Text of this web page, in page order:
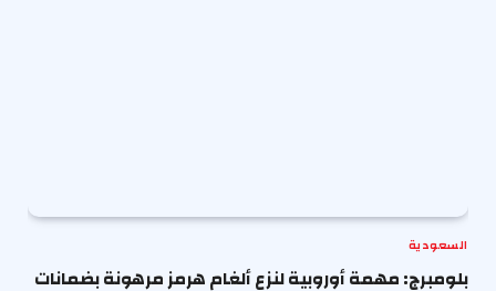
السعودية
بلومبرج: مهمة أوروبية لنزع ألغام هرمز مرهونة بضمانات